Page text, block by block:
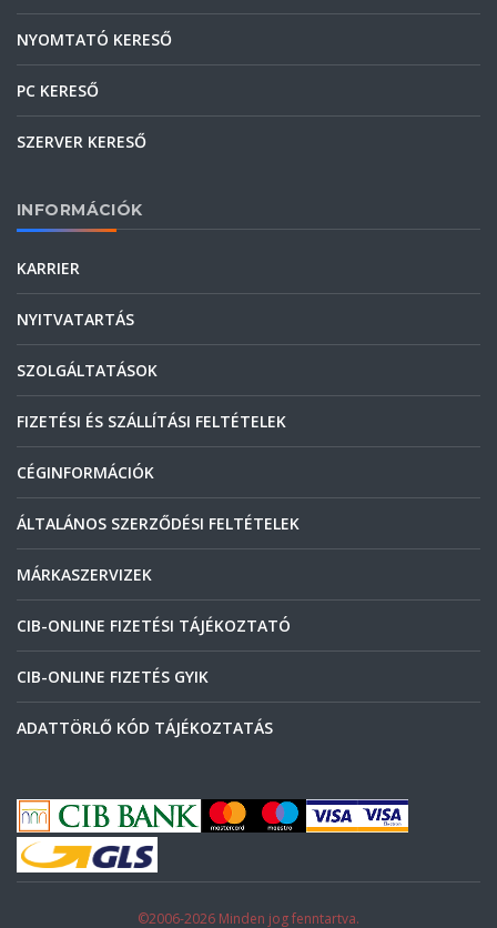
NYOMTATÓ KERESŐ
PC KERESŐ
SZERVER KERESŐ
INFORMÁCIÓK
KARRIER
NYITVATARTÁS
SZOLGÁLTATÁSOK
FIZETÉSI ÉS SZÁLLÍTÁSI FELTÉTELEK
CÉGINFORMÁCIÓK
ÁLTALÁNOS SZERZŐDÉSI FELTÉTELEK
MÁRKASZERVIZEK
CIB-ONLINE FIZETÉSI TÁJÉKOZTATÓ
CIB-ONLINE FIZETÉS GYIK
ADATTÖRLŐ KÓD TÁJÉKOZTATÁS
©2006-2026 Minden jog fenntartva.